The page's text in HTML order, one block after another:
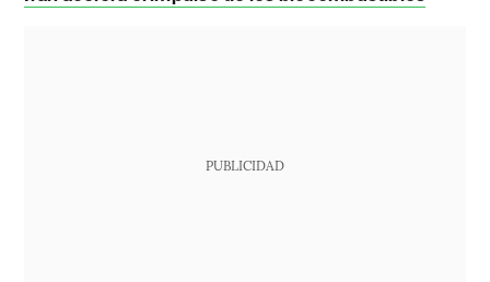
PUBLICIDAD